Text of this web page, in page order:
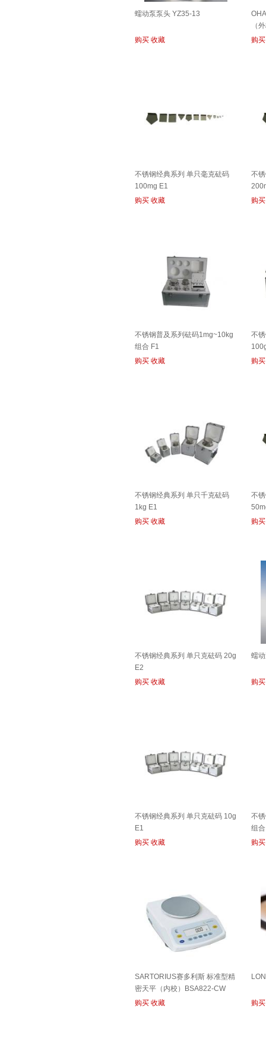
蠕动泵泵头 YZ35-13
购买 收藏
（
购买
不锈钢经典系列 单只毫克砝码
100mg E1
购买 收藏
不
购买
不锈钢普及系列砝码1mg~10kg
组合 F1
购买 收藏
不
购买
不锈钢经典系列 单只千克砝码
1kg E1
购买 收藏
不
购买
不锈钢经典系列 单只克砝码 20g
E2
购买 收藏
蠕
购买
不锈钢经典系列 单只克砝码 10g
E1
购买 收藏
不
组
购买
SARTORIUS赛多利斯 标准型精
密天平（内校）BSA822-CW
820g
购买 收藏 购买